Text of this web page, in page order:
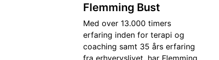
Flemming Bust
Med over 13.000 timers
erfaring inden for terapi og
coaching samt 35 års erfaring
fra erhvervslivet, har Flemming